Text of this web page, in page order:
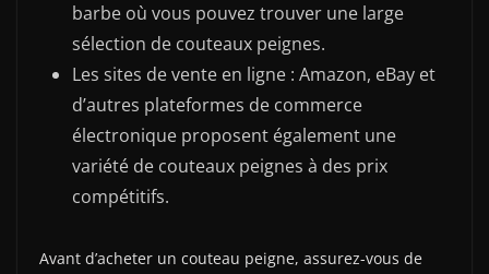
barbe où vous pouvez trouver une large
sélection de couteaux peignes.
Les sites de vente en ligne : Amazon, eBay et
d’autres plateformes de commerce
électronique proposent également une
variété de couteaux peignes à des prix
compétitifs.
Avant d’acheter un couteau peigne, assurez-vous de